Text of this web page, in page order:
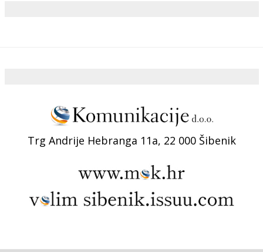
Trg Andrije Hebranga 11a, 22 000 Šibenik